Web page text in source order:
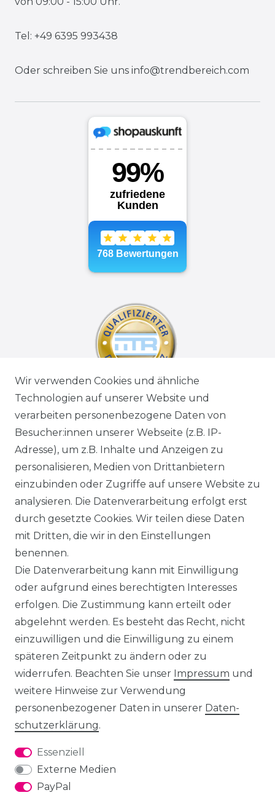
Tel: +49 6395 993438
Oder schreiben Sie uns info@trendbereich.com
Wir verwenden Cookies und ähnliche
Technologien auf unserer Website und
verarbeiten personenbezogene Daten von
Besucher:innen unserer Webseite (z.B. IP-
Adresse), um z.B. Inhalte und Anzeigen zu
personalisieren, Medien von Drittanbietern
einzubinden oder Zugriffe auf unsere Website zu
analysieren. Die Datenverarbeitung erfolgt erst
durch gesetzte Cookies. Wir teilen diese Daten
mit Dritten, die wir in den Einstellungen
benennen.
Die Datenverarbeitung kann mit Einwilligung
oder aufgrund eines berechtigten Interesses
erfolgen. Die Zustimmung kann erteilt oder
abgelehnt werden. Es besteht das Recht, nicht
einzuwilligen und die Einwilligung zu einem
späteren Zeitpunkt zu ändern oder zu
widerrufen. Beachten Sie unser Impressum und
weitere Hinweise zur Verwendung
personenbezogener Daten in unserer Daten­
schutz­erklärung.
Essenziell
Externe Medien
PayPal